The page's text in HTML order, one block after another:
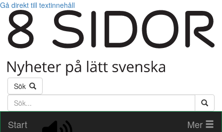
Gå direkt till textinnehåll
Sök
Söktext
Start
Mer